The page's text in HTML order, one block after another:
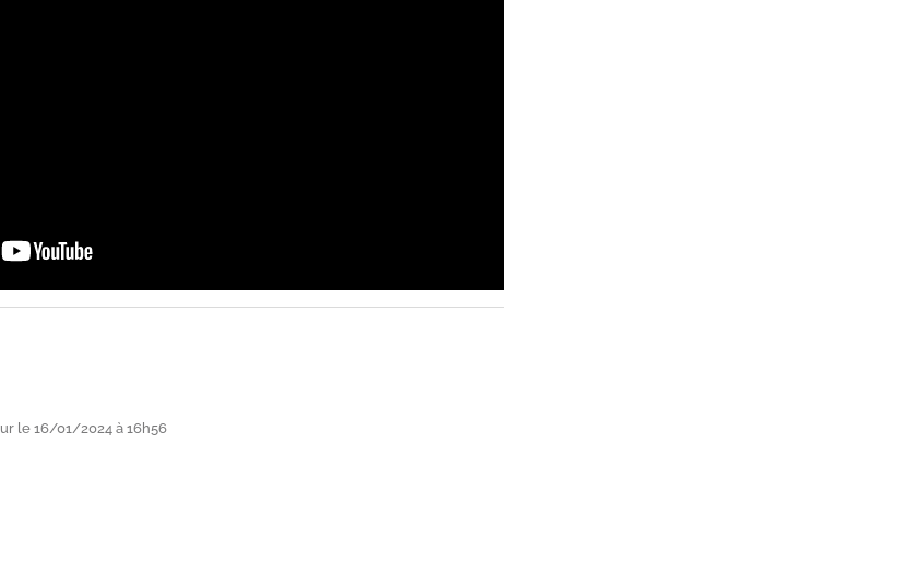
le 16/01/2024 à 16h56